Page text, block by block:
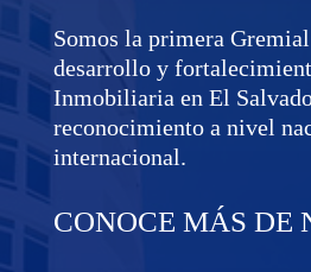
Somos la primera
desarrollo y
Inmobiliaria en El
reconocimiento a nivel
internacional.
CONOCE MÁS DE